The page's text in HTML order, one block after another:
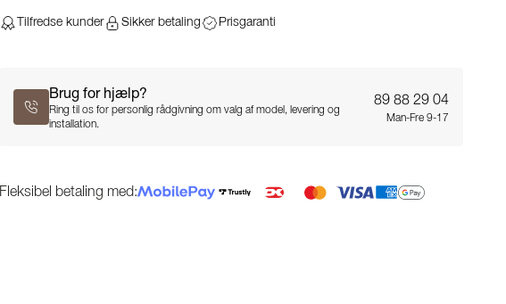
Tilfredse kunder Sikker betaling Prisgaranti
Brug for hjælp?
Ring til os for personlig rådgivning om valg af model, levering og
installation.
89 88 29 04
Man-Fre 9-17
Fleksibel betaling med: